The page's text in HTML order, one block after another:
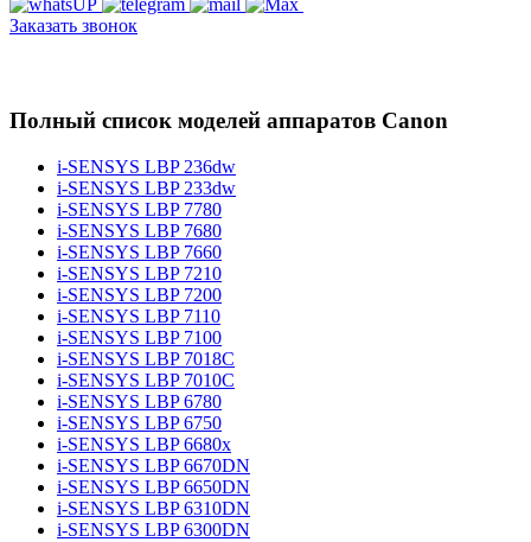
Заказать звонок
Полный список моделей аппаратов Canon
i-SENSYS LBP 236dw
i-SENSYS LBP 233dw
i-SENSYS LBP 7780
i-SENSYS LBP 7680
i-SENSYS LBP 7660
i-SENSYS LBP 7210
i-SENSYS LBP 7200
i-SENSYS LBP 7110
i-SENSYS LBP 7100
i-SENSYS LBP 7018C
i-SENSYS LBP 7010C
i-SENSYS LBP 6780
i-SENSYS LBP 6750
i-SENSYS LBP 6680x
i-SENSYS LBP 6670DN
i-SENSYS LBP 6650DN
i-SENSYS LBP 6310DN
i-SENSYS LBP 6300DN